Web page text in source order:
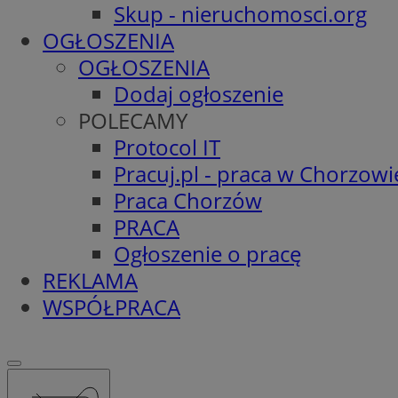
Skup - nieruchomosci.org
OGŁOSZENIA
OGŁOSZENIA
Dodaj ogłoszenie
POLECAMY
Protocol IT
Pracuj.pl - praca w
Praca Chorzów
PRACA
Ogłoszenie o pracę
REKLAMA
WSPÓŁPRACA